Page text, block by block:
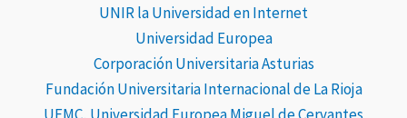
UNIR la Universidad en Internet
Universidad Europea
Corporación Universitaria Asturias
Fundación Universitaria Internacional de La Rioja